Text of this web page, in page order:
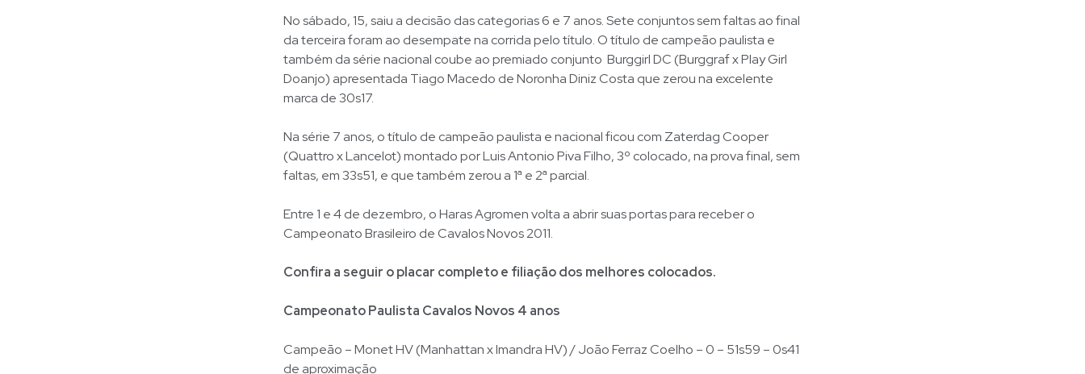
No sábado, 15, saiu a decisão das categorias 6 e 7 anos. Sete conjuntos sem faltas ao final
da terceira foram ao desempate na corrida pelo título. O título de campeão paulista e
também da série nacional coube ao premiado conjunto Burggirl DC (Burggraf x Play Girl
Doanjo) apresentada Tiago Macedo de Noronha Diniz Costa que zerou na excelente
marca de 30s17.
Na série 7 anos, o título de campeão paulista e nacional ficou com Zaterdag Cooper
(Quattro x Lancelot) montado por Luis Antonio Piva Filho, 3º colocado, na prova final, sem
faltas, em 33s51, e que também zerou a 1ª e 2ª parcial.
Entre 1 e 4 de dezembro, o Haras Agromen volta a abrir suas portas para receber o
Campeonato Brasileiro de Cavalos Novos 2011.
Confira a seguir o placar completo e filiação dos melhores colocados.
Campeonato Paulista Cavalos Novos 4 anos
Campeão – Monet HV (Manhattan x Imandra HV) / João Ferraz Coelho – 0 – 51s59 – 0s41
de aproximação